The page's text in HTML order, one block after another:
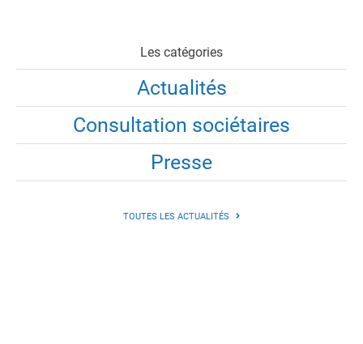
Les catégories
Actualités
Consultation sociétaires
Presse
TOUTES LES ACTUALITÉS